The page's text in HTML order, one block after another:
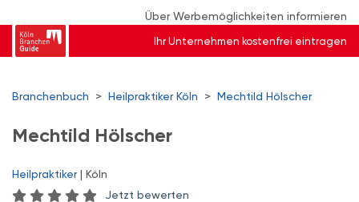
Über Werbemöglichkeiten informieren
Ihr Unternehmen kostenfrei eintragen
Branchenbuch > Heilpraktiker Köln > Mechtild Hölscher
Mechtild Hölscher
Heilpraktiker| Köln
Jetzt bewerten